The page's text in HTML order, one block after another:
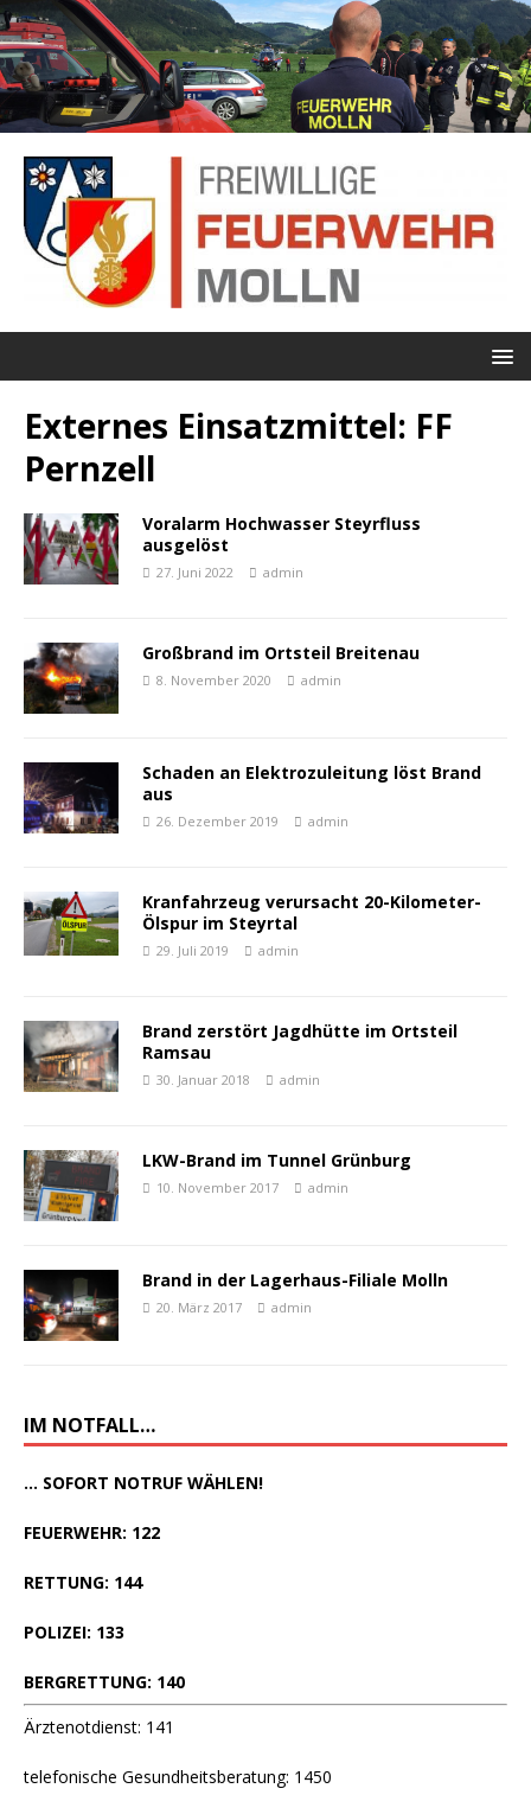
Externes Einsatzmittel: FF
Pernzell
Voralarm Hochwasser Steyrfluss
ausgelöst
27. Juni 2022 admin
Großbrand im Ortsteil Breitenau
8. November 2020 admin
Schaden an Elektrozuleitung löst Brand
aus
26. Dezember 2019 admin
Kranfahrzeug verursacht 20-Kilometer-
Ölspur im Steyrtal
29. Juli 2019 admin
Brand zerstört Jagdhütte im Ortsteil
Ramsau
30. Januar 2018 admin
LKW-Brand im Tunnel Grünburg
10. November 2017 admin
Brand in der Lagerhaus-Filiale Molln
20. März 2017 admin
IM NOTFALL…
... SOFORT NOTRUF WÄHLEN!
FEUERWEHR: 122
RETTUNG: 144
POLIZEI: 133
BERGRETTUNG: 140
Ärztenotdienst: 141
telefonische Gesundheitsberatung: 1450